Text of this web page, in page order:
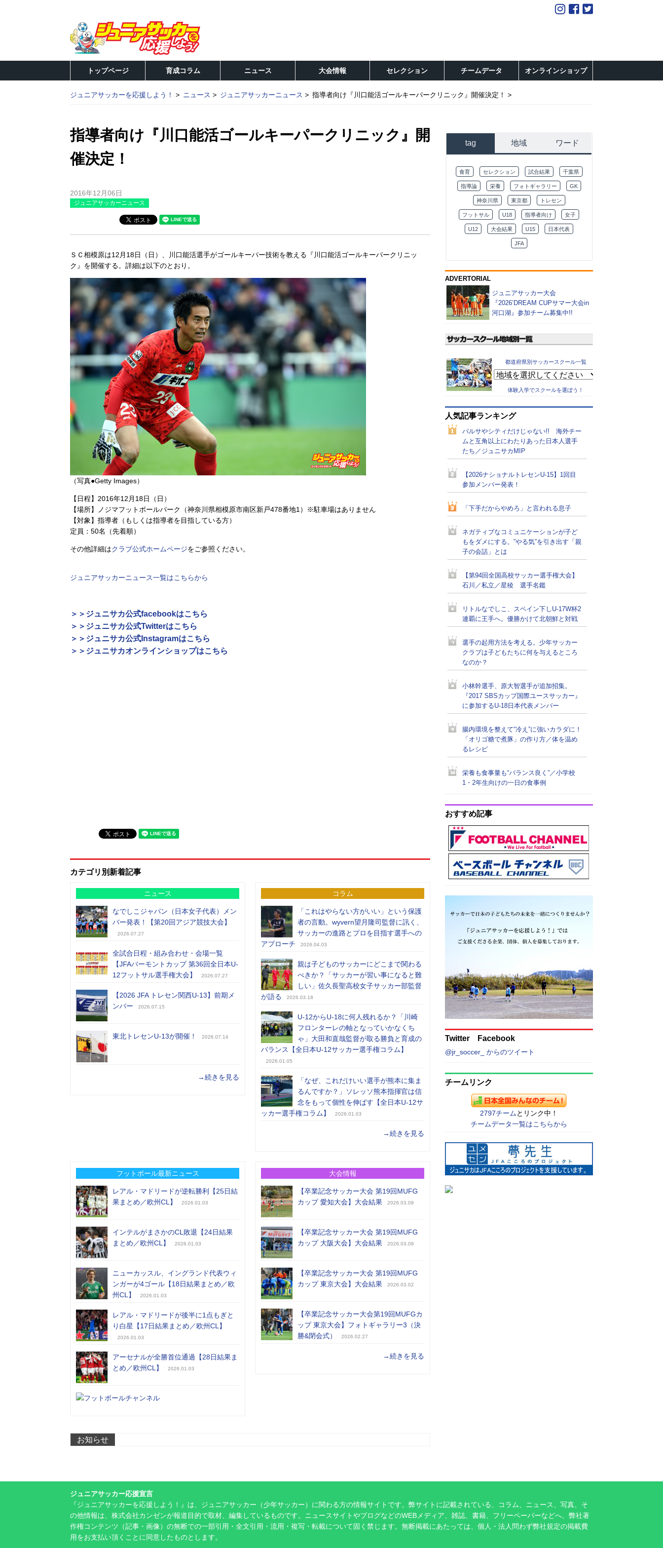
トップページ 育成コラム ニュース 大会情報 セレクション チームデータ オンラインショップ
ジュニアサッカーを応援しよう！ ニュース ジュニアサッカーニュース 指導者向け『川口能活ゴールキーパークリニック』開催決定！
指導者向け『川口能活ゴールキーパークリニック』開
催決定！
2016年12月06日
ジュニアサッカーニュース
ＳＣ相模原は12月18日（日）、川口能活選手がゴールキーパー技術を教える『川口能活ゴールキーパークリニッ
ク』を開催する。詳細は以下のとおり。
（写真●Getty Images）
【日程】2016年12月18日（日）
【場所】ノジマフットボールパーク（神奈川県相模原市南区新戸478番地1）※駐車場はありません
【対象】指導者（もしくは指導者を目指している方）
定員：50名（先着順）
その他詳細はクラブ公式ホームページをご参照ください。
ジュニアサッカーニュース一覧はこちらから
＞＞ジュニサカ公式facebookはこちら
＞＞ジュニサカ公式Twitterはこちら
＞＞ジュニサカ公式Instagramはこちら
＞＞ジュニサカオンラインショップはこちら
カテゴリ別新着記事
ニュース
なでしこジャパン（日本女子代表）メン
バー発表！【第20回アジア競技大会】
2026.07.27
全試合日程・組み合わせ・会場一覧
【JFAバーモントカップ 第36回全日本U-
12フットサル選手権大会】
2026.07.27
【2026 JFA トレセン関西U-13】前期メ
ンバー
2026.07.15
東北トレセンU-13が開催！ 2026.07.14
→続きを見る
コラム
「これはやらない方がいい」という保護
者の言動。wyvern望月隆司監督に訊く、
サッカーの進路とプロを目指す選手への
アプローチ
2026.04.03
親は子どものサッカーにどこまで関わる
べきか？「サッカーが習い事になると難
しい」佐久長聖高校女子サッカー部監督
が語る
2026.03.18
U-12からU-18に何人残れるか？「川崎
フロンターレの軸となっていかなくち
ゃ」大田和直哉監督が取る勝負と育成の
バランス【全日本U-12サッカー選手権コラム】
2026.01.05
「なぜ、これだけいい選手が熊本に集ま
るんですか？」ソレッソ熊本指揮官は信
念をもって個性を伸ばす【全日本U-12サ
ッカー選手権コラム】
2026.01.03
→続きを見る
フットボール最新ニュース
レアル・マドリードが逆転勝利【25日結
果まとめ／欧州CL】
2026.01.03
インテルがまさかのCL敗退【24日結果
まとめ／欧州CL】
2026.01.03
ニューカッスル、イングランド代表ウィ
ンガーが4ゴール【18日結果まとめ／欧
州CL】
2026.01.03
レアル・マドリードが後半に1点もぎと
り白星【17日結果まとめ／欧州CL】
2026.01.03
アーセナルが全勝首位通過【28日結果ま
とめ／欧州CL】
2026.01.03
大会情報
【卒業記念サッカー大会 第19回MUFG
カップ 愛知大会】大会結果
2026.03.09
【卒業記念サッカー大会 第19回MUFG
カップ 大阪大会】大会結果
2026.03.09
【卒業記念サッカー大会 第19回MUFG
カップ 東京大会】大会結果
2026.03.02
【卒業記念サッカー大会第19回MUFGカ
ップ 東京大会】フォトギャラリー3（決
勝&閉会式）
2026.02.27
→続きを見る
お知らせ
tag 地域 ワード
食育 セレクション 試合結果 千葉県
指導論 栄養 フォトギャラリー GK
神奈川県 東京都 トレセン
フットサル U18 指導者向け 女子
U12 大会結果 U15 日本代表
JFA
ADVERTORIAL
ジュニアサッカー大会
『2026’DREAM CUPサマー大会in
河口湖』参加チーム募集中!!
都道府県別サッカースクール一覧
体験入学でスクールを選ぼう！
人気記事ランキング
バルサやシティだけじゃない!! 海外チー
ムと互角以上にわたりあった日本人選手
たち／ジュニサカMIP
【2026ナショナルトレセンU-15】1回目
参加メンバー発表！
「下手だからやめろ」と言われる息子
ネガティブなコミュニケーションが子ど
もをダメにする。”やる気”を引き出す「親
子の会話」とは
【第94回全国高校サッカー選手権大会】
石川／私立／星稜 選手名鑑
リトルなでしこ、スペイン下しU-17W杯2
連覇に王手へ。優勝かけて北朝鮮と対戦
選手の起用方法を考える。少年サッカー
クラブは子どもたちに何を与えるところ
なのか？
小林幹選手、原大智選手が追加招集。
『2017 SBSカップ国際ユースサッカー』
に参加するU-18日本代表メンバー
腸内環境を整えて“冷え”に強いカラダに！
「オリゴ糖で煮豚」の作り方／体を温め
るレシピ
栄養も食事量も“バランス良く”／小学校
1・2年生向けの一日の食事例
おすすめ記事
Twitter Facebook
@jr_soccer_ からのツイート
チームリンク
2797チーム とリンク中！
チームデータ一覧はこちらから
ジュニアサッカー応援宣言
『ジュニアサッカーを応援しよう！』は、ジュニアサッカー（少年サッカー）に関わる方の情報サイトです。弊サイトに記載されている、コラム、ニュース、写真、そ
の他情報は、株式会社カンゼンが報道目的で取材、編集しているものです。ニュースサイトやブログなどのWEBメディア、雑誌、書籍、フリーペーパーなどへ、弊社著
作権コンテンツ（記事・画像）の無断での一部引用・全文引用・流用・複写・転載について固く禁じます。無断掲載にあたっては、個人・法人問わず弊社規定の掲載費
用をお支払い頂くことに同意したものとします。